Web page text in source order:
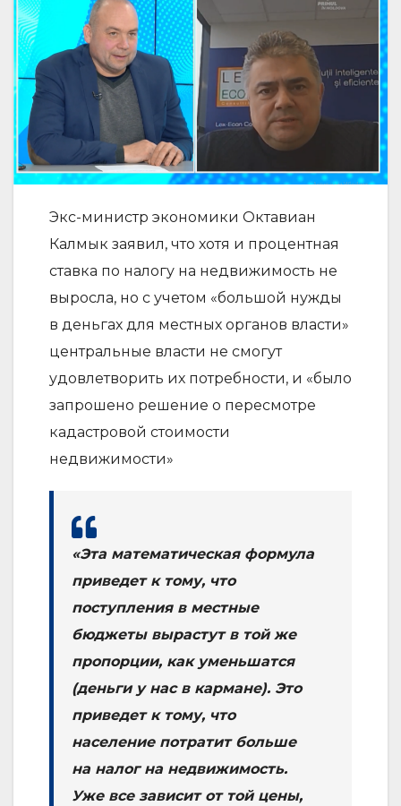
Экс-министр экономики Октавиан
Калмык заявил, что хотя и процентная
ставка по налогу на недвижимость не
выросла, но с учетом «большой нужды
в деньгах для местных органов власти»
центральные власти не смогут
удовлетворить их потребности, и «было
запрошено решение о пересмотре
кадастровой стоимости
недвижимости»
«Эта математическая формула
приведет к тому, что
поступления в местные
бюджеты вырастут в той же
пропорции, как уменьшатся
(деньги у нас в кармане). Это
приведет к тому, что
население потратит больше
на налог на недвижимость.
Уже все зависит от той цены,